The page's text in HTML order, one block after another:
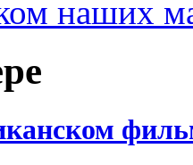
наших